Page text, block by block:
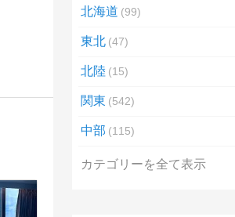
北海道 99
東北 47
北陸 15
関東 542
中部 115
カテゴリーを全て表示